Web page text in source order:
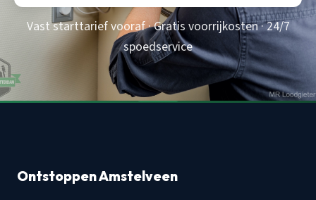
Vast starttarief vooraf · Gratis voorrijkosten · 24/7
spoedservice
Ontstoppen Amstelveen